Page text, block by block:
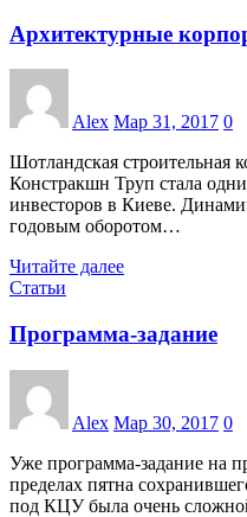
Архитектурные
Alex Мар 31, 2017 0
Шотландская строительная
Констракшн Труп стала
инвесторов в Киеве.
годовым оборотом…
Читайте далее
Статьи
Программа-задание
Alex Мар 30, 2017 0
Уже программа-задание на
пределах пятна
под КЦУ была очень